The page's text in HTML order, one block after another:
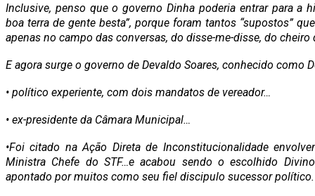
Inclusive, penso que o governo Dinha poderia entrar para a
boa terra de gente besta”, porque foram tantos “supostos”
apenas no campo das conversas, do disse-me-disse, do
E agora surge o governo de Devaldo Soares, conhecido como
• político experiente, com dois mandatos de vereador…
• ex-presidente da Câmara Municipal…
•Foi citado na Ação Direta de Inconstitucionalidade
Ministra Chefe do STF…e acabou sendo o escolhido
apontado por muitos como seu fiel discipulo sucessor político.